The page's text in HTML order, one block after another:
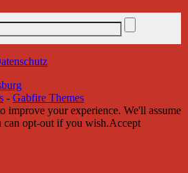
- Gabfire Themes
improve your experience. We'll assume
opt-out if you wish.Accept